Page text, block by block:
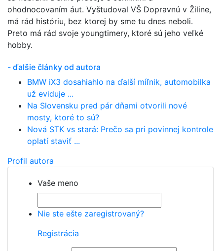
ohodnocovaním áut. Vyštudoval VŠ Dopravnú v Žiline,
má rád históriu, bez ktorej by sme tu dnes neboli.
Preto má rád svoje youngtimery, ktoré sú jeho veľké
hobby.
- ďalšie články od autora
BMW iX3 dosahiahlo na ďalší míľnik, automobilka
už eviduje ...
Na Slovensku pred pár dňami otvorili nové
mosty, ktoré to sú?
Nová STK vs stará: Prečo sa pri povinnej kontrole
oplatí staviť ...
Profil autora
Vaše meno
Nie ste ešte zaregistrovaný?
Registrácia